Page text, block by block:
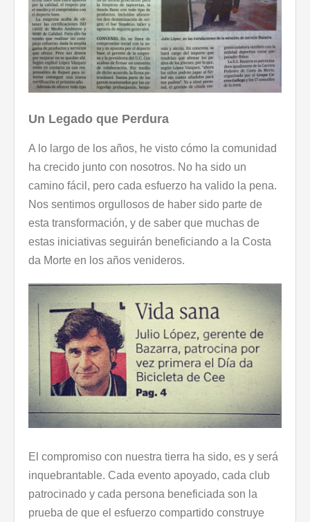
Un Legado que Perdura
A lo largo de los años, he visto cómo la comunidad
ha crecido junto con nosotros. No ha sido un
camino fácil, pero cada esfuerzo ha valido la pena.
Nos sentimos orgullosos de haber sido parte de
esta transformación, y de saber que muchas de
estas iniciativas seguirán beneficiando a la Costa
da Morte en los años venideros.
El compromiso con nuestra tierra ha sido, es y será
inquebrantable. Cada evento apoyado, cada club
patrocinado y cada persona beneficiada son la
prueba de que el esfuerzo compartido construye